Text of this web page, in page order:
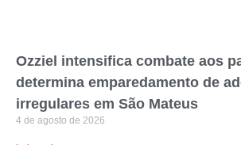
Ozziel intensifica combate aos
determina emparedamento de
irregulares em São Mateus
4 de agosto de 2026